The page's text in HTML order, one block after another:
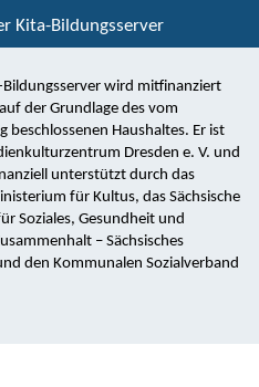
Kita-Bildungsserver
Bildungsserver wird mitfinanziert
der Grundlage des vom
beschlossenen Haushaltes. Er ist
Dresden e. V. und
unterstützt durch das
für Kultus, das Sächsische
Soziales, Gesundheit und
– Sächsisches
den Kommunalen Sozialverband